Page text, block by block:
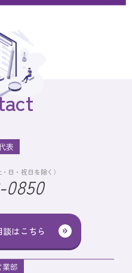
はこちら
表
日・祝日を除く）
0850
部